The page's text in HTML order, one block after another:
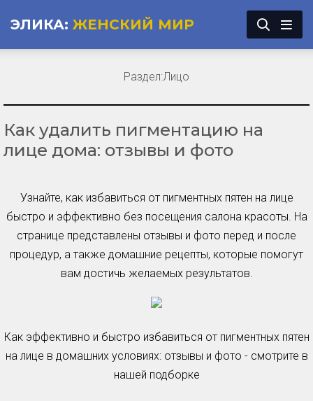
ЭЛИКА: ЖЕНСКИЙ МИР
Как удалить пигментацию на
лице дома: отзывы и фото
Узнайте, как избавиться от пигментных пятен на лице
быстро и эффективно без посещения салона красоты. На
странице представлены отзывы и фото перед и после
процедур, а также домашние рецепты, которые помогут
вам достичь желаемых результатов.
Как эффективно и быстро избавиться от пигментных пятен
на лице в домашних условиях: отзывы и фото - смотрите в
нашей подборке
Раздел:Лицо